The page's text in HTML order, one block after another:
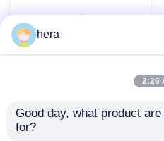
Gevallen
Natuurlijk Vlokgrafiet
Carbon Raiser
hera
2:26
Good day, what product
for?